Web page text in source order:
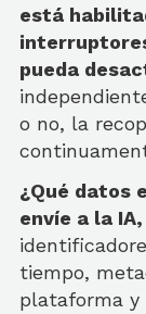
está
pueda
o no, la
¿Qué datos
envíe a la
tiempo,
plataforma y